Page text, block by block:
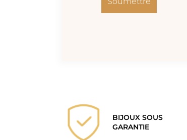
BIJOUX SOUS
GARANTIE